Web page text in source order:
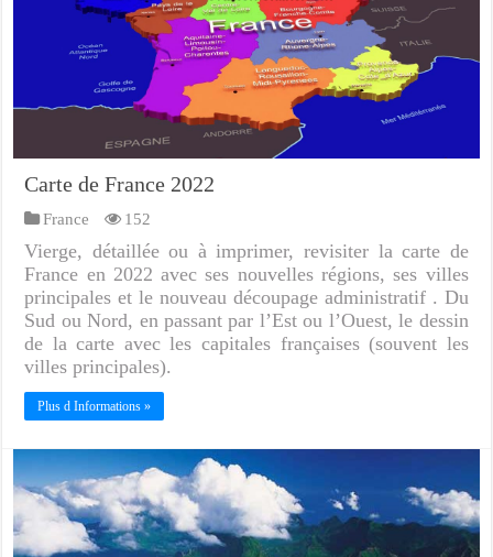
Carte de France 2022
France 152
Vierge, détaillée ou à imprimer, revisiter la carte de
France en 2022 avec ses nouvelles régions, ses villes
principales et le nouveau découpage administratif . Du
Sud ou Nord, en passant par l’Est ou l’Ouest, le dessin
de la carte avec les capitales françaises (souvent les
villes principales).
Plus d Informations »